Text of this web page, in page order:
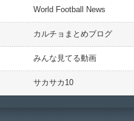
World Football News
カルチョまとめブログ
みんな見てる動画
サカサカ10